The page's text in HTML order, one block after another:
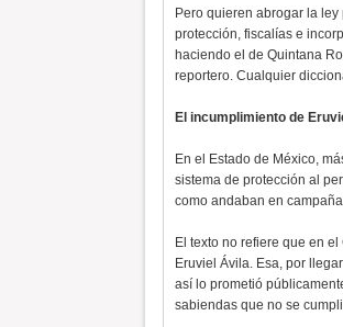
Pero quieren abrogar la
protección, fiscalías e
haciendo el de Quintana
reportero. Cualquier
El incumplimiento de
En el Estado de México,
sistema de protección al
como andaban en
El texto no refiere que en
Eruviel Ávila. Esa, por
así lo prometió
sabiendas que no se